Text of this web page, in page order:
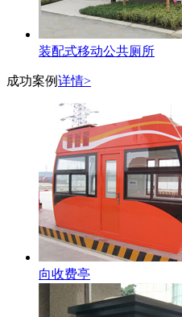
装配式移动公共厕所
成功案例详情>
向收费亭